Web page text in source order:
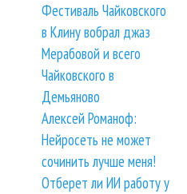
Фестиваль Чайковского
в Клину вобрал джаз
Мерабовой и всего
Чайковского в
Демьяново
Алексей Романоф:
Нейросеть не может
сочинить лучше меня!
Отберет ли ИИ работу у